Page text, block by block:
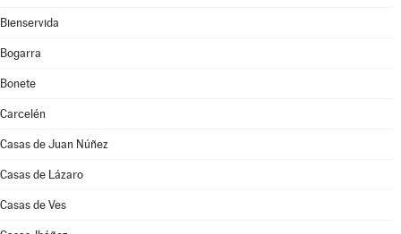
Bienservida
Bogarra
Bonete
Carcelén
Casas de Juan Núñez
Casas de Lázaro
Casas de Ves